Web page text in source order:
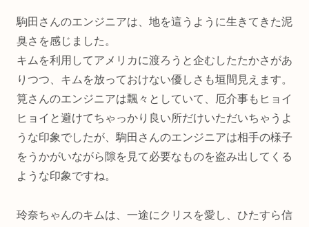
駒田さんのエンジニアは、地を這うように生きてきた泥
臭さを感じました。
キムを利用してアメリカに渡ろうと企むしたたかさがあ
りつつ、キムを放っておけない優しさも垣間見えます。
筧さんのエンジニアは飄々としていて、厄介事もヒョイ
ヒョイと避けてちゃっかり良い所だけいただいちゃうよ
うな印象でしたが、駒田さんのエンジニアは相手の様子
をうかがいながら隙を見て必要なものを盗み出してくる
ような印象ですね。
玲奈ちゃんのキムは、一途にクリスを愛し、ひたすら信